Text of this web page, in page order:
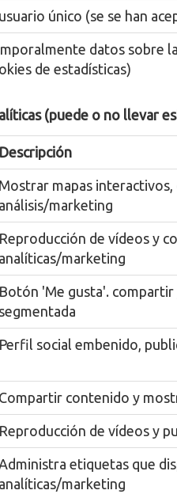
único (se se han
datos sobre
de estadísticas)
(puede o no llevar
Descripción
Mostrar mapas interactivos,
análisis/marketing
Reproducción de vídeos y
analíticas/marketing
Botón 'Me gusta'. compartir
segmentada
Perfil social embenido,
Compartir contenido y
Reproducción de vídeos y
Administra etiquetas que
analíticas/marketing